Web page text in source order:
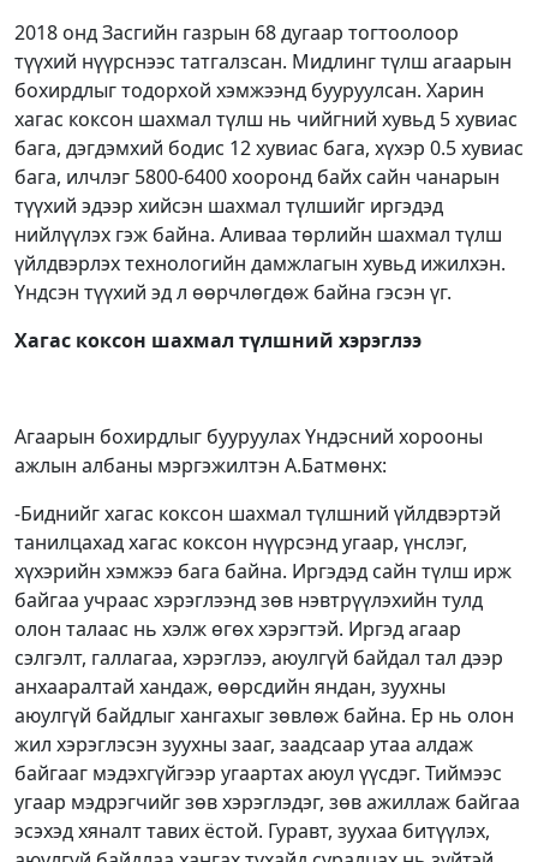
2018 онд Засгийн газрын 68 дугаар тогтоолоор
түүхий нүүрснээс татгалзсан. Мидлинг түлш агаарын
бохирдлыг тодорхой хэмжээнд бууруулсан. Харин
хагас коксон шахмал түлш нь чийгний хувьд 5 хувиас
бага, дэгдэмхий бодис 12 хувиас бага, хүхэр 0.5 хувиас
бага, илчлэг 5800-6400 хооронд байх сайн чанарын
түүхий эдээр хийсэн шахмал түлшийг иргэдэд
нийлүүлэх гэж байна. Аливаа төрлийн шахмал түлш
үйлдвэрлэх технологийн дамжлагын хувьд ижилхэн.
Үндсэн түүхий эд л өөрчлөгдөж байна гэсэн үг.
Хагас коксон шахмал түлшний хэрэглээ
Агаарын бохирдлыг бууруулах Үндэсний хорооны
ажлын албаны мэргэжилтэн А.Батмөнх:
-Биднийг хагас коксон шахмал түлшний үйлдвэртэй
танилцахад хагас коксон нүүрсэнд угаар, үнслэг,
хүхэрийн хэмжээ бага байна. Иргэдэд сайн түлш ирж
байгаа учраас хэрэглээнд зөв нэвтрүүлэхийн тулд
олон талаас нь хэлж өгөх хэрэгтэй. Иргэд агаар
сэлгэлт, галлагаа, хэрэглээ, аюулгүй байдал тал дээр
анхааралтай хандаж, өөрсдийн яндан, зуухны
аюулгүй байдлыг хангахыг зөвлөж байна. Ер нь олон
жил хэрэглэсэн зуухны зааг, заадсаар утаа алдаж
байгааг мэдэхгүйгээр угаартах аюул үүсдэг. Тиймээс
угаар мэдрэгчийг зөв хэрэглэдэг, зөв ажиллаж байгаа
эсэхэд хяналт тавих ёстой. Гуравт, зуухаа битүүлэх,